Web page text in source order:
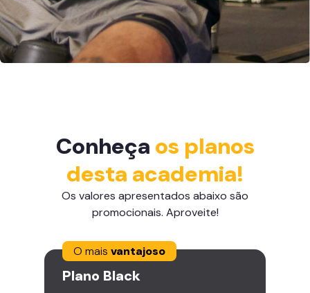
Conheça os planos
desta academia!
Os valores apresentados abaixo são
promocionais. Aproveite!
O mais vantajoso
Plano Black